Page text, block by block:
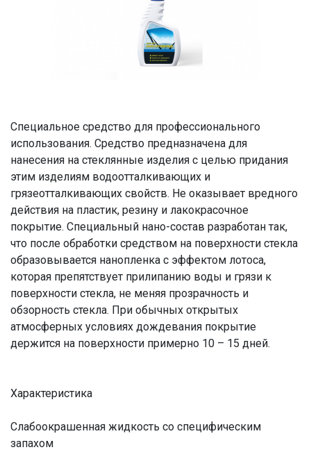
Специальное средство для профессионального
использования. Средство предназначена для
нанесения на стеклянные изделия с целью придания
этим изделиям водоотталкивающих и
грязеотталкивающих свойств. Не оказывает вредного
действия на пластик, резину и лакокрасочное
покрытие. Специальный нано-состав разработан так,
что после обработки средством на поверхности стекла
образовывается нанопленка с эффектом лотоса,
которая препятствует прилипанию воды и грязи к
поверхности стекла, не меняя прозрачность и
обзорность стекла. При обычных открытых
атмосферных условиях дождевания покрытие
держится на поверхности примерно 10 – 15 дней.
Характеристика
Слабоокрашенная жидкость со специфическим
запахом